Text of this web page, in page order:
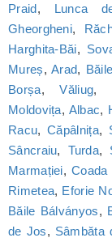
Praid, Lunca
Gheorgheni,
Harghita-Băi,
Mureș, Arad,
Borșa,Văliug,
Moldovița, Albac,
Racu,Căpâlnița,
Sâncraiu, Turda,
Marmației,Coada
Rimetea, Eforie
Băile Bálványos,
de Jos, Sâmbăta